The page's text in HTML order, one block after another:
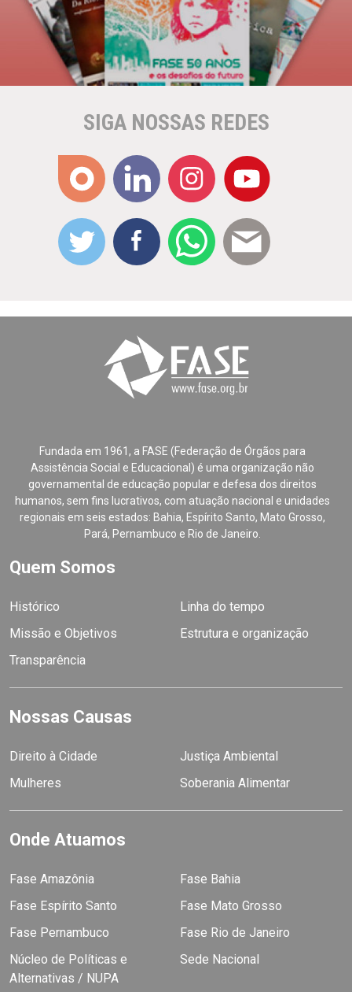
SIGA NOSSAS REDES
Fundada em 1961, a FASE (Federação de Órgãos para
Assistência Social e Educacional) é uma organização não
governamental de educação popular e defesa dos direitos
humanos, sem fins lucrativos, com atuação nacional e unidades
regionais em seis estados: Bahia, Espírito Santo, Mato Grosso,
Pará, Pernambuco e Rio de Janeiro.
Quem Somos
Histórico
Linha do tempo
Missão e Objetivos
Estrutura e organização
Transparência
Nossas Causas
Direito à Cidade
Justiça Ambiental
Mulheres
Soberania Alimentar
Onde Atuamos
Fase Amazônia
Fase Bahia
Fase Espírito Santo
Fase Mato Grosso
Fase Pernambuco
Fase Rio de Janeiro
Núcleo de Políticas e
Alternativas / NUPA
Sede Nacional